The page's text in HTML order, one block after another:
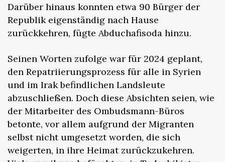
Darüber hinaus konnten etwa 90 Bürger der
Republik eigenständig nach Hause
zurückkehren, fügte Abduchafisoda hinzu.
Seinen Worten zufolge war für 2024 geplant,
den Repatriierungsprozess für alle in Syrien
und im Irak befindlichen Landsleute
abzuschließen. Doch diese Absichten seien, wie
der Mitarbeiter des Ombudsmann-Büros
betonte, vor allem aufgrund der Migranten
selbst nicht umgesetzt worden, die sich
weigerten, in ihre Heimat zurückzukehren.